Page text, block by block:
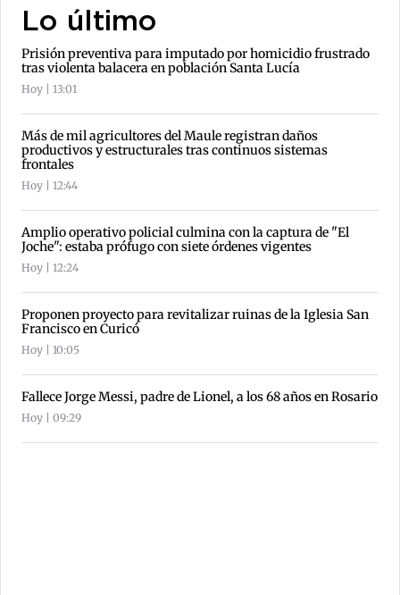
Lo último
Prisión preventiva para imputado por homicidio frustrado
tras violenta balacera en población Santa Lucía
Hoy | 13:01
Más de mil agricultores del Maule registran daños
productivos y estructurales tras continuos sistemas
frontales
Hoy | 12:44
Amplio operativo policial culmina con la captura de "El
Joche": estaba prófugo con siete órdenes vigentes
Hoy | 12:24
Proponen proyecto para revitalizar ruinas de la Iglesia San
Francisco en Curicó
Hoy | 10:05
Fallece Jorge Messi, padre de Lionel, a los 68 años en Rosario
Hoy | 09:29